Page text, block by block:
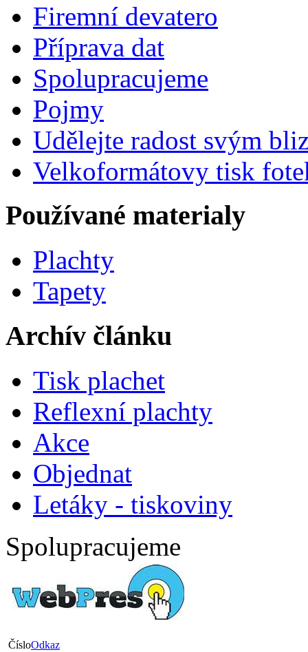
Firemní devatero
Příprava dat
Spolupracujeme
Pojmy
Udělejte radost svým
Velkoformátovy tisk
Používané materialy
Plachty
Tapety
Archív článku
Tisk plachet
Reflexní plachty
Akce
Objednat
Letáky - tiskoviny
Spolupracujeme
ČísloOdkaz